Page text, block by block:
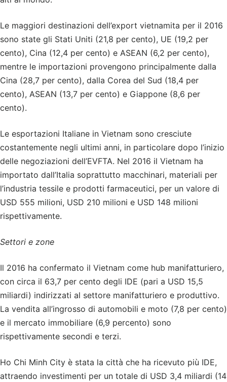
Le maggiori destinazioni dell’export vietnamita per il 2016
sono state gli Stati Uniti (21,8 per cento), UE (19,2 per
cento), Cina (12,4 per cento) e ASEAN (6,2 per cento),
mentre le importazioni provengono principalmente dalla
Cina (28,7 per cento), dalla Corea del Sud (18,4 per
cento), ASEAN (13,7 per cento) e Giappone (8,6 per
cento).
Le esportazioni Italiane in Vietnam sono cresciute
costantemente negli ultimi anni, in particolare dopo l’inizio
delle negoziazioni dell’EVFTA. Nel 2016 il Vietnam ha
importato dall’Italia soprattutto macchinari, materiali per
l’industria tessile e prodotti farmaceutici, per un valore di
USD 555 milioni, USD 210 milioni e USD 148 milioni
rispettivamente.
Settori e zone
Il 2016 ha confermato il Vietnam come hub manifatturiero,
con circa il 63,7 per cento degli IDE (pari a USD 15,5
miliardi) indirizzati al settore manifatturiero e produttivo.
La vendita all’ingrosso di automobili e moto (7,8 per cento)
e il mercato immobiliare (6,9 percento) sono
rispettivamente secondi e terzi.
Ho Chi Minh City è stata la città che ha ricevuto più IDE,
attraendo investimenti per un totale di USD 3,4 miliardi (14